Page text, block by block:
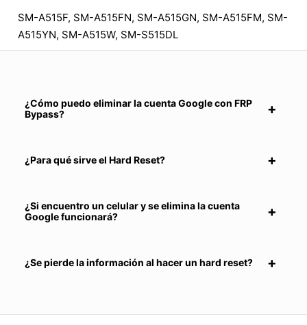
SM-A515F, SM-A515FN, SM-A515GN, SM-A515FM, SM-
A515YN, SM-A515W, SM-S515DL
¿Cómo puedo eliminar la cuenta Google con FRP
Bypass?
¿Para qué sirve el Hard Reset?
¿Si encuentro un celular y se elimina la cuenta
Google funcionará?
¿Se pierde la información al hacer un hard reset?